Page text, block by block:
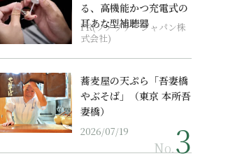
る、高機能かつ充電式の
耳あな型補聴器
PR(ソノヴァ・ジャパン株
式会社)
蕎麦屋の天ぷら「吾妻橋
やぶそば」（東京 本所吾
妻橋）
2026/07/19
No.